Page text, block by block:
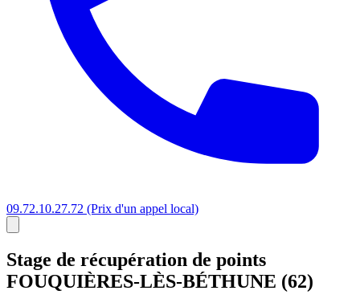
09.72.10.27.72 (Prix d'un appel local)
Stage de récupération de points
FOUQUIÈRES-LÈS-BÉTHUNE (62)